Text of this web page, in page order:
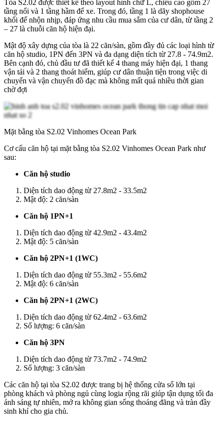
Tòa S2.02 được thiết kế theo layout hình chữ L, chiều cao gồm 27
tầng nổi và 1 tầng hầm để xe. Trong đó, tầng 1 là dãy shophouse
khối đế nhộn nhịp, đáp ứng nhu cầu mua sắm của cư dân, từ tầng 2
– 27 là chuỗi căn hộ hiện đại.
Mật độ xây dựng của tòa là 22 căn/sàn, gồm đầy đủ các loại hình từ
căn hộ studio, 1PN đến 3PN và đa dạng diện tích từ 27.8 - 74.9m2.
Bên cạnh đó, chủ đầu tư đã thiết kế 4 thang máy hiện đại, 1 thang
vận tải và 2 thang thoát hiểm, giúp cư dân thuận tiện trong việc di
chuyển và vận chuyển đồ đạc mà không mất quá nhiều thời gian
chờ đợi
Mặt bằng tòa S2.02 Vinhomes Ocean Park
Cơ cấu căn hộ tại mặt bằng tòa S2.02 Vinhomes Ocean Park như
sau:
Căn hộ studio
Diện tích dao động từ 27.8m2 - 33.5m2
Mật độ: 2 căn/sàn
Căn hộ 1PN+1
Diện tích dao động từ 42.9m2 - 43.4m2
Mật độ: 5 căn/sàn
Căn hộ 2PN+1 (1WC)
Diện tích dao động từ 55.3m2 - 55.6m2
Mật độ: 6 căn/sàn
Căn hộ 2PN+1 (2WC)
Diện tích dao động từ 62.4m2 - 63.6m2
Số lượng: 6 căn/sàn
Căn hộ 3PN
Diện tích dao động từ 73.7m2 - 74.9m2
Số lượng: 3 căn/sàn
Các căn hộ tại tòa S2.02 được trang bị hệ thống cửa sổ lớn tại
phòng khách và phòng ngủ cùng logia rộng rãi giúp tận dụng tối đa
ánh sáng tự nhiên, mở ra không gian sống thoáng đãng và tràn đầy
sinh khí cho gia chủ.